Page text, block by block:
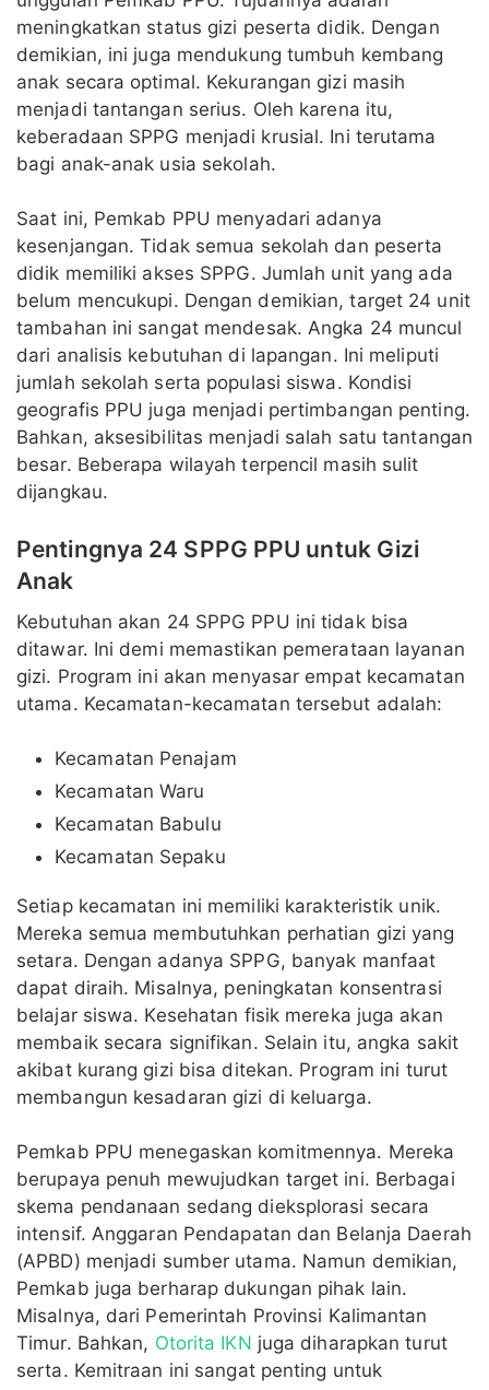
meningkatkan status gizi peserta didik. Dengan
demikian, ini juga mendukung tumbuh kembang
anak secara optimal. Kekurangan gizi masih
menjadi tantangan serius. Oleh karena itu,
keberadaan SPPG menjadi krusial. Ini terutama
bagi anak-anak usia sekolah.
Saat ini, Pemkab PPU menyadari adanya
kesenjangan. Tidak semua sekolah dan peserta
didik memiliki akses SPPG. Jumlah unit yang ada
belum mencukupi. Dengan demikian, target 24 unit
tambahan ini sangat mendesak. Angka 24 muncul
dari analisis kebutuhan di lapangan. Ini meliputi
jumlah sekolah serta populasi siswa. Kondisi
geografis PPU juga menjadi pertimbangan penting.
Bahkan, aksesibilitas menjadi salah satu tantangan
besar. Beberapa wilayah terpencil masih sulit
dijangkau.
Pentingnya 24 SPPG PPU untuk Gizi
Anak
Kebutuhan akan 24 SPPG PPU ini tidak bisa
ditawar. Ini demi memastikan pemerataan layanan
gizi. Program ini akan menyasar empat kecamatan
utama. Kecamatan-kecamatan tersebut adalah:
Kecamatan Penajam
Kecamatan Waru
Kecamatan Babulu
Kecamatan Sepaku
Setiap kecamatan ini memiliki karakteristik unik.
Mereka semua membutuhkan perhatian gizi yang
setara. Dengan adanya SPPG, banyak manfaat
dapat diraih. Misalnya, peningkatan konsentrasi
belajar siswa. Kesehatan fisik mereka juga akan
membaik secara signifikan. Selain itu, angka sakit
akibat kurang gizi bisa ditekan. Program ini turut
membangun kesadaran gizi di keluarga.
Pemkab PPU menegaskan komitmennya. Mereka
berupaya penuh mewujudkan target ini. Berbagai
skema pendanaan sedang dieksplorasi secara
intensif. Anggaran Pendapatan dan Belanja Daerah
(APBD) menjadi sumber utama. Namun demikian,
Pemkab juga berharap dukungan pihak lain.
Misalnya, dari Pemerintah Provinsi Kalimantan
Timur. Bahkan, Otorita IKN juga diharapkan turut
serta. Kemitraan ini sangat penting untuk